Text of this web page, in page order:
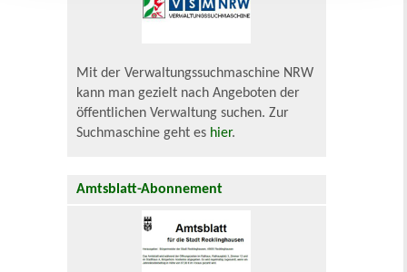
Mit der Verwaltungssuchmaschine NRW
kann man gezielt nach Angeboten der
öffentlichen Verwaltung suchen. Zur
Suchmaschine geht es hier.
Amtsblatt-Abonnement